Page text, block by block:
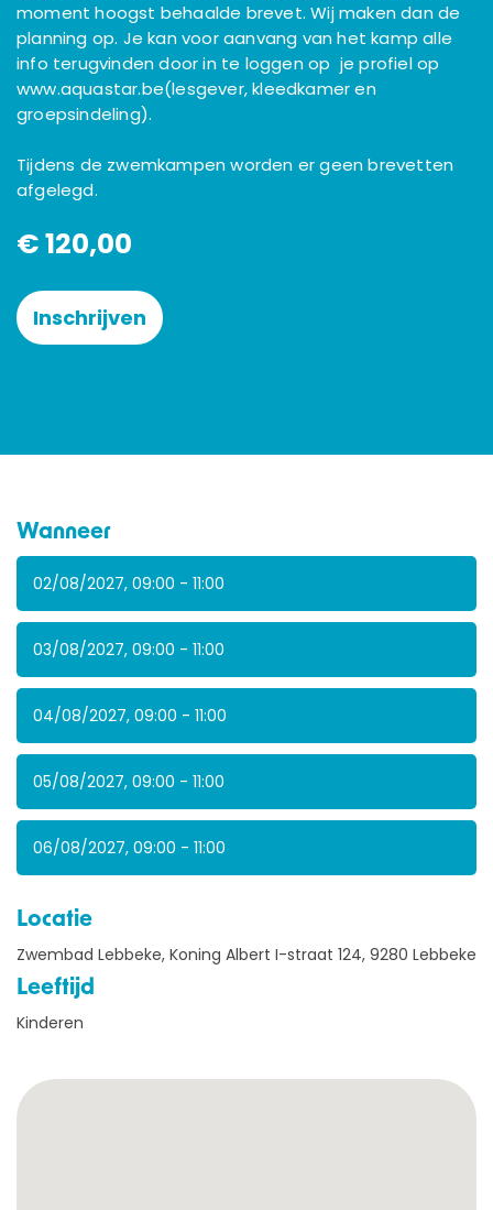
moment hoogst behaalde brevet. Wij maken dan de
planning op. Je kan voor aanvang van het kamp alle
info terugvinden door in te loggen op je profiel op
www.aquastar.be(lesgever, kleedkamer en
groepsindeling).
Tijdens de zwemkampen worden er geen brevetten
afgelegd.
€ 120,00
Inschrijven
Wanneer
02/08/2027, 09:00 - 11:00
03/08/2027, 09:00 - 11:00
04/08/2027, 09:00 - 11:00
05/08/2027, 09:00 - 11:00
06/08/2027, 09:00 - 11:00
Locatie
Zwembad Lebbeke, Koning Albert I-straat 124, 9280 Lebbeke
Leeftijd
Kinderen